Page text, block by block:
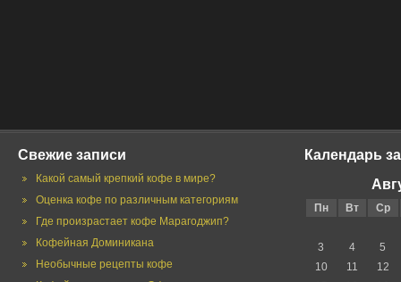
Свежие записи
Какой самый крепкий кофе в мире?
Оценка кофе по различным категориям
Где произрастает кофе Марагоджип?
Кофейная Доминикана
Необычные рецепты кофе
Календарь
Пн Вт Ср
3 4
5
10
11
12